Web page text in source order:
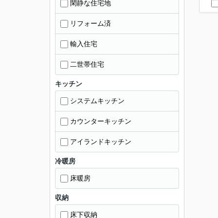
閑静な住宅地
リフォーム済
輸入住宅
二世帯住宅
キッチン
システムキッチン
カウンターキッチン
アイランドキッチン
冷暖房
床暖房
収納
床下収納